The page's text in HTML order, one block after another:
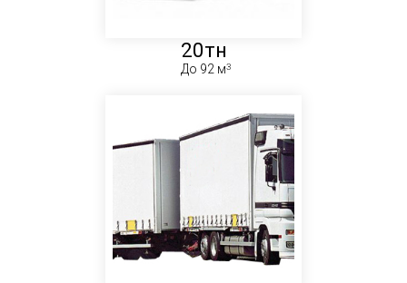
20тн
До 92 м